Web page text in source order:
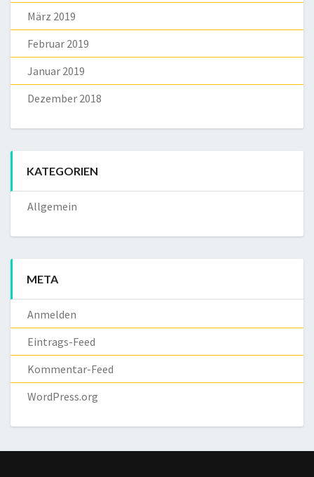
März 2019
Februar 2019
Januar 2019
Dezember 2018
KATEGORIEN
Allgemein
META
Anmelden
Eintrags-Feed
Kommentar-Feed
WordPress.org